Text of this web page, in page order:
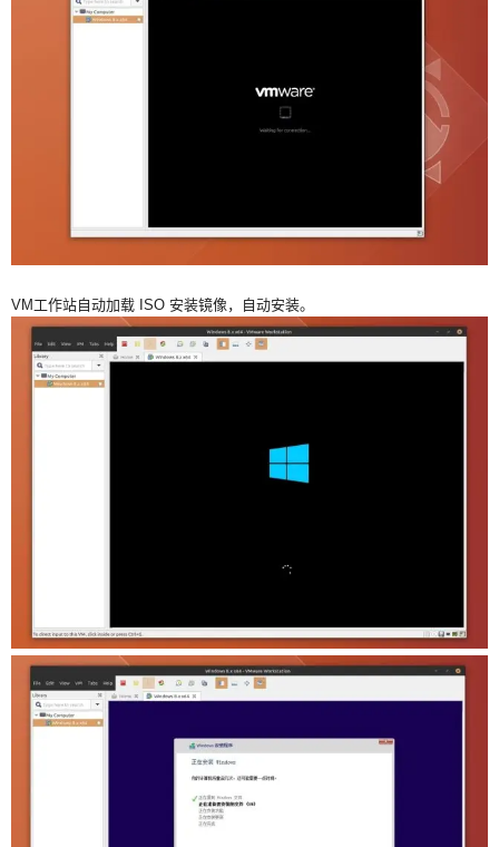
VM工作站自动加载 ISO 安装镜像，自动安装。